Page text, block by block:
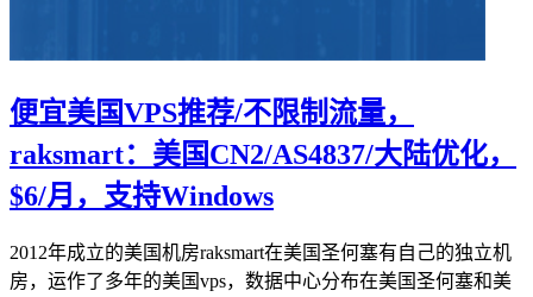
便宜美国VPS推荐/不限制流量，
raksmart：美国CN2/AS4837/大陆优化，
$6/月，支持Windows
2012年成立的美国机房raksmart在美国圣何塞有自己的独立机
房，运作了多年的美国vps，数据中心分布在美国圣何塞和美